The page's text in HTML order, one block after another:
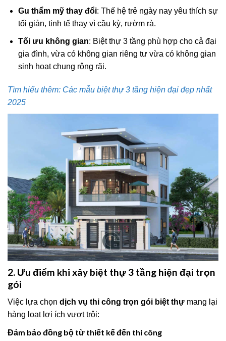
Gu thẩm mỹ thay đổi: Thế hệ trẻ ngày nay yêu thích sự
tối giản, tinh tế thay vì cầu kỳ, rườm rà.
Tối ưu không gian: Biệt thự 3 tầng phù hợp cho cả đại
gia đình, vừa có không gian riêng tư vừa có không gian
sinh hoạt chung rộng rãi.
Tìm hiểu thêm: Các mẫu biệt thự 3 tầng hiện đại đẹp nhất
2025
2. Ưu điểm khi xây biệt thự 3 tầng hiện đại trọn
gói
Việc lựa chọn dịch vụ thi công trọn gói biệt thự mang lại
hàng loạt lợi ích vượt trội:
Đảm bảo đồng bộ từ thiết kế đến thi công